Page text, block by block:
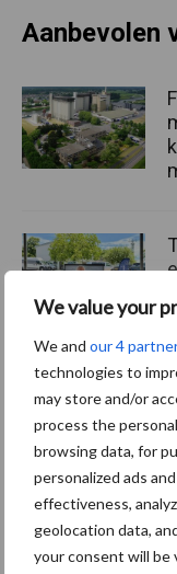
We value your
We and our 4
technologies to
may store and/or
process the
browsing data, for
personalized ads
effectiveness,
geolocation data,
your consent will be
Aanbevolen
Themapagina's